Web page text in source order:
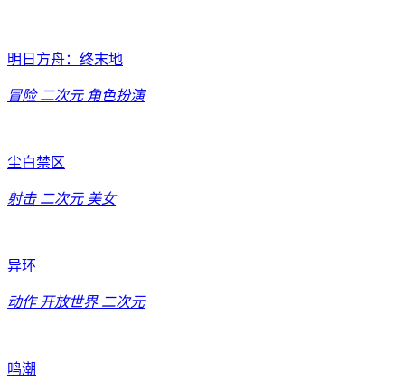
明日方舟：终末地
冒险 二次元 角色扮演
尘白禁区
射击 二次元 美女
异环
动作 开放世界 二次元
鸣潮